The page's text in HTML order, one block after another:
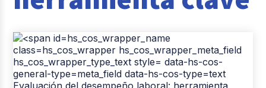
Columna del Experto
Pago de nómina